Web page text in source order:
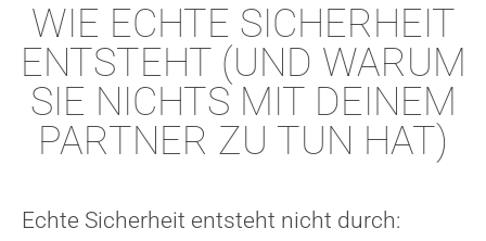
WIE ECHTE SICHERHEIT
ENTSTEHT (UND WARUM
SIE NICHTS MIT DEINEM
PARTNER ZU TUN HAT)
Echte Sicherheit entsteht nicht durch: